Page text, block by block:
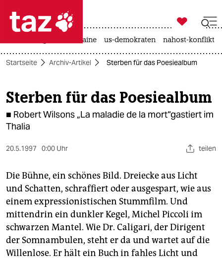
 taz zahl ich
taz zahl ich
themen
politik
kultur
sport
berlin
nord

taz zahl ich
krieg in der ukraine us-demokraten nahost-konflikt
Startseite Archiv-Artikel Sterben für das Poesiealbum
Sterben für das Poesiealbum
■ Robert Wilsons „La maladie de la mort“gastiert im
Thalia
20.5.1997 0:00 Uhr teilen
Die Bühne, ein schönes Bild. Dreiecke aus Licht
und Schatten, schraffiert oder ausgespart, wie aus
einem expressionistischen Stummfilm. Und
mittendrin ein dunkler Kegel, Michel Piccoli im
schwarzen Mantel. Wie Dr. Caligari, der Dirigent
der Somnambulen, steht er da und wartet auf die
Willenlose. Er hält ein Buch in fahles Licht und